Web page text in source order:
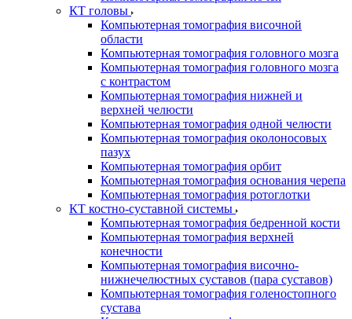
КТ головы
Компьютерная томография височной
области
Компьютерная томография головного мозга
Компьютерная томография головного мозга
с контрастом
Компьютерная томография нижней и
верхней челюсти
Компьютерная томография одной челюсти
Компьютерная томография околоносовых
пазух
Компьютерная томография орбит
Компьютерная томография основания черепа
Компьютерная томография ротоглотки
КТ костно-суставной системы
Компьютерная томография бедренной кости
Компьютерная томография верхней
конечности
Компьютерная томография височно-
нижнечелюстных суставов (пара суставов)
Компьютерная томография голеностопного
сустава